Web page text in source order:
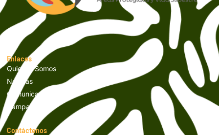
Enlaces
Quienes Somos
Noticias
Comunicados
Campañas
Contáctenos